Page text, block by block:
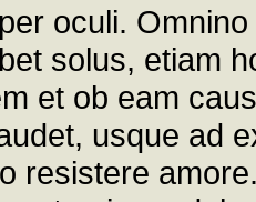
oculi.
solus, etiam
et ob eam
usque ad
resistere